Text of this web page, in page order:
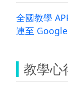
全國教學
連至
教學心